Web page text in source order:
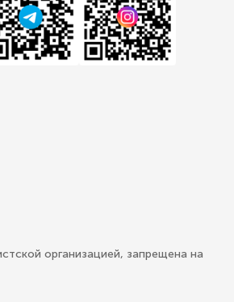
организацией, запрещена на